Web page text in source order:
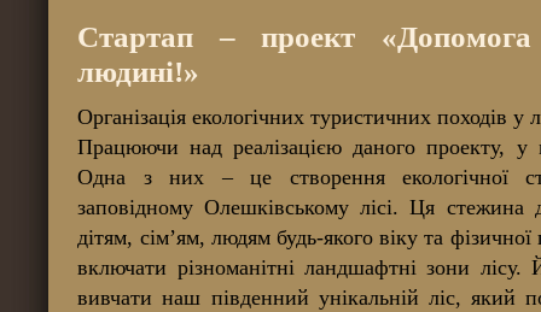
Стартап – проект
людині!»
Організація екологічних туристичних походів у
Працюючи над реалізацією даного проекту, у
Одна з них – це створення екологічної
заповідному Олешківському лісі. Ця
дітям, сім’ям, людям будь-якого віку та
включати різноманітні ландшафтні зони
вивчати наш південний унікальній ліс, який